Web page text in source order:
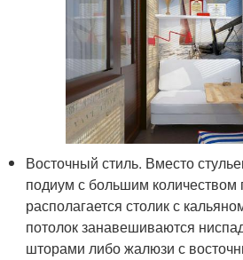
Восточный стиль. Вместо
подиум с большим
располагается столик с
потолок занавешиваются
шторами либо жалюзи с